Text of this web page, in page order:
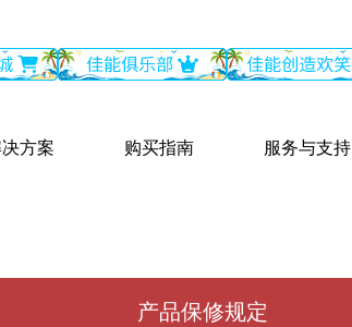
方案 购买指南 服务与支持
产品保修规定